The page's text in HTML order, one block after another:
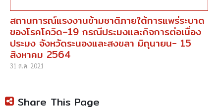
สถานการณ์แรงงานข้ามชาติภายใต้การแพร่ระบาด
ของโรคโควิด–19 กรณีประมงและกิจการต่อเนื่อง
ประมง จังหวัดระนองและสงขลา มิถุนายน- 15
สิงหาคม 2564
31 ส.ค. 2021
Share This Page